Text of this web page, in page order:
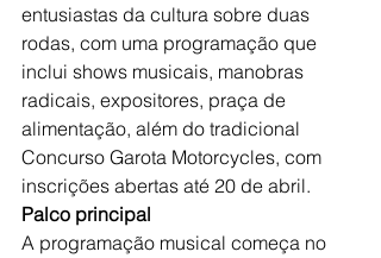
entusiastas da cultura sobre duas
rodas, com uma programação que
inclui shows musicais, manobras
radicais, expositores, praça de
alimentação, além do tradicional
Concurso Garota Motorcycles, com
inscrições abertas até 20 de abril.
Palco principal
A programação musical começa no